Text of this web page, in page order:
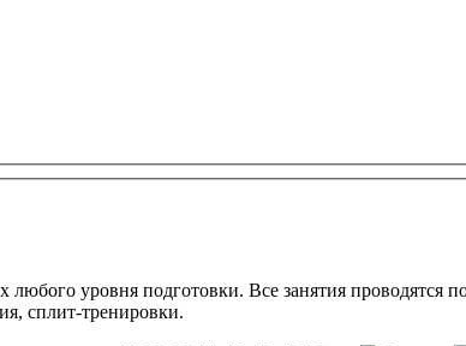
любого уровня подготовки. Все занятия
сплит-тренировки.